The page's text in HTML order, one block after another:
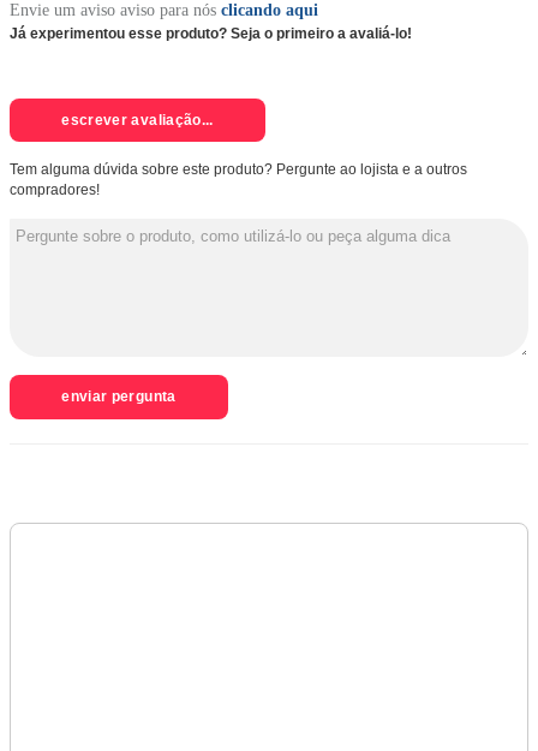
Envie um aviso aviso para nós clicando aqui
Já experimentou esse produto? Seja o primeiro a avaliá-lo!
escrever avaliação...
Tem alguma dúvida sobre este produto? Pergunte ao lojista e a outros
compradores!
enviar pergunta